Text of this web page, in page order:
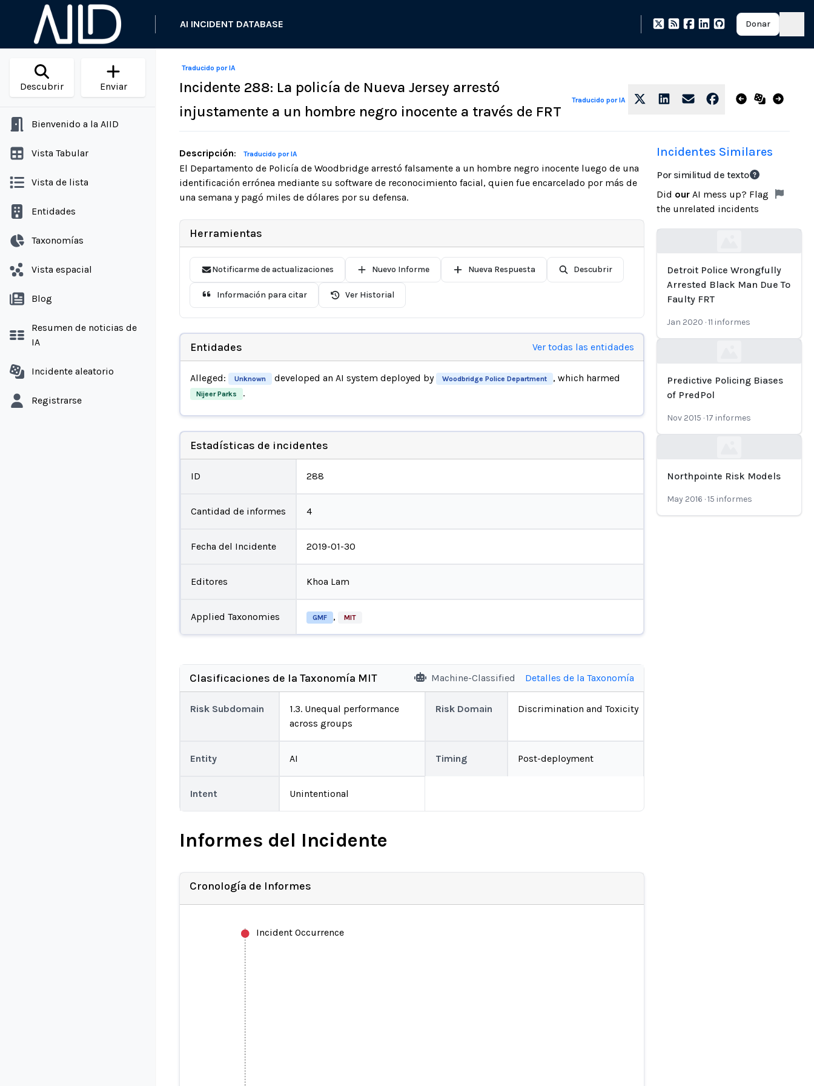
AI INCIDENT DATABASE Donar
Descubrir Enviar
Bienvenido a la AIID
Vista Tabular
Vista de lista
Entidades
Taxonomías
Vista espacial
Blog
Resumen de noticias de
IA
Incidente aleatorio
Registrarse
Traducido por IA
Incidente 288: La policía de Nueva Jersey arrestó
injustamente a un hombre negro inocente a través de FRT
Traducido por IA
Descripción: Traducido por IA
El Departamento de Policía de Woodbridge arrestó falsamente a un hombre negro inocente luego de una
identificación errónea mediante su software de reconocimiento facial, quien fue encarcelado por más de
una semana y pagó miles de dólares por su defensa.
Herramientas
Notificarme de actualizaciones Nuevo Informe Nueva Respuesta Descubrir
Información para citar Ver Historial
Entidades Ver todas las entidades
Alleged: Unknown developed an AI system deployed by Woodbridge Police Department , which harmed
Nijeer Parks .
Estadísticas de incidentes
ID 288
Cantidad de informes 4
Fecha del Incidente 2019-01-30
Editores Khoa Lam
Applied Taxonomies GMF , MIT
Clasificaciones de la Taxonomía MIT Machine-Classified Detalles de la Taxonomía
Risk Subdomain
1.3. Unequal performance
across groups
Risk Domain Discrimination and Toxicity
Entity AI Timing Post-deployment
Intent Unintentional
Informes del Incidente
Cronología de Informes
Incident Occurrence
Incidentes Similares
Por similitud de texto
Did our AI mess up? Flag
the unrelated incidents
Detroit Police Wrongfully
Arrested Black Man Due To
Faulty FRT
Jan 2020 ·11 informes
Predictive Policing Biases
of PredPol
Nov 2015 ·17 informes
Northpointe Risk Models
May 2016 ·15 informes